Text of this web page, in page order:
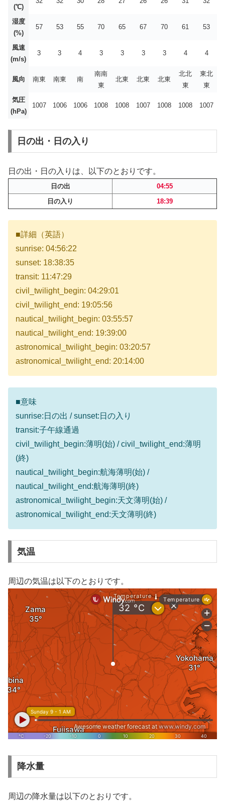
(℃)
湿度
(%)
57 53 55 70 65 67 70 61 53
風速
(m/s)
3 3 4 3 3 3 3 4 4
風向 南東 南東 南
南南
東
北東 北東 北東
北北
東
東北
東
気圧
(hPa)
1007 1006 1006 1008 1008 1007 1008 1008 1007
日の出・日の入り
日の出・日の入りは、以下のとおりです。
日の出
04:55
日の入り
18:39
■詳細（英語）
sunrise: 04:56:22
sunset: 18:38:35
transit: 11:47:29
civil_twilight_begin: 04:29:01
civil_twilight_end: 19:05:56
nautical_twilight_begin: 03:55:57
nautical_twilight_end: 19:39:00
astronomical_twilight_begin: 03:20:57
astronomical_twilight_end: 20:14:00
■意味
sunrise:日の出 / sunset:日の入り
transit:子午線通過
civil_twilight_begin:薄明(始) / civil_twilight_end:薄明
(終)
nautical_twilight_begin:航海薄明(始) /
nautical_twilight_end:航海薄明(終)
astronomical_twilight_begin:天文薄明(始) /
astronomical_twilight_end:天文薄明(終)
気温
周辺の気温は以下のとおりです。
降水量
周辺の降水量は以下のとおりです。